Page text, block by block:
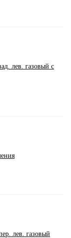
лев. газовый c
лев. газовый